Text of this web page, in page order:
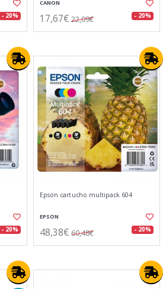
- 20%
CANON
17,67€ 22,09€ - 20%
- 20%
Epson cartucho multipack 604
EPSON
48,38€ 60,48€ - 20%